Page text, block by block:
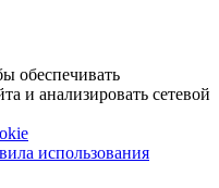
обеспечивать
и анализировать сетевой
использования